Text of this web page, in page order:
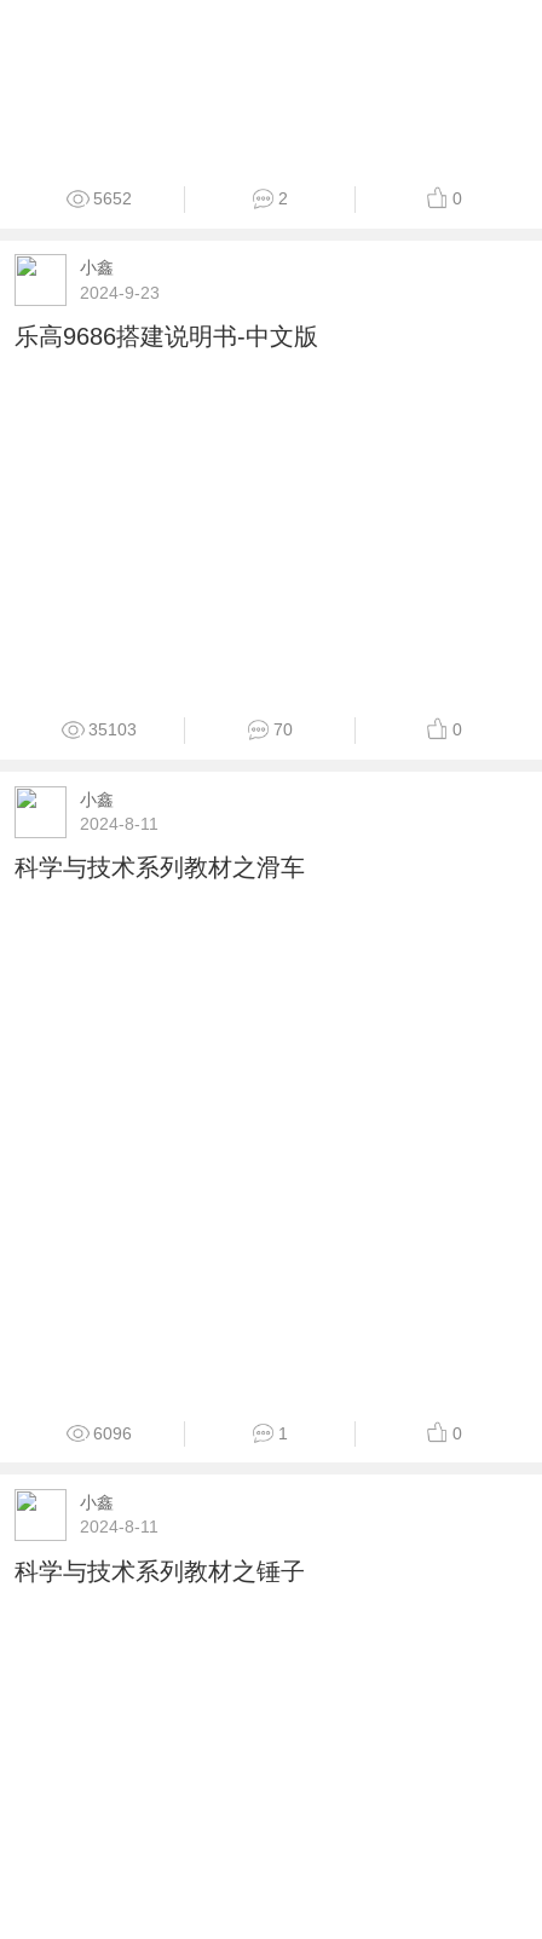
5652 2 0
小鑫
2024-9-23
乐高9686搭建说明书-中文版
35103 70 0
小鑫
2024-8-11
科学与技术系列教材之滑车
6096 1 0
小鑫
2024-8-11
科学与技术系列教材之锤子